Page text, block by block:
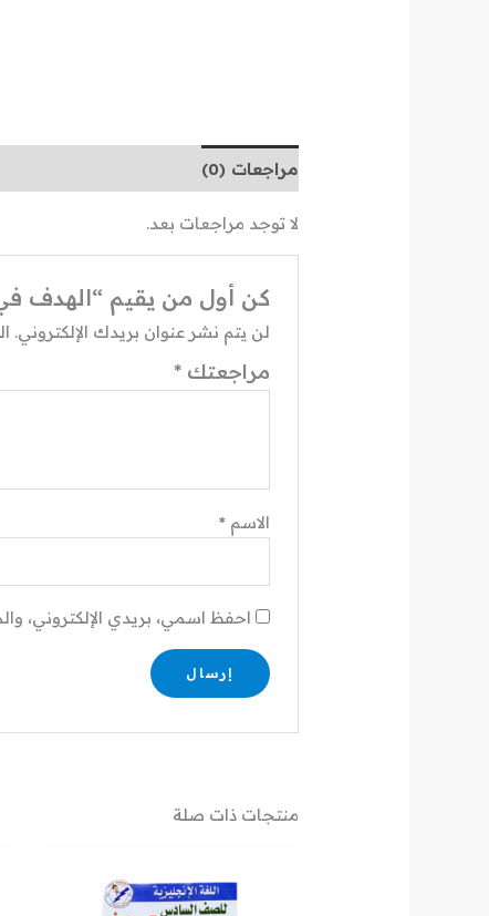
مراجعات (0)
لا توجد مراجعات بعد.
كن أول من يقيم “الهدف
لن يتم نشر عنوان بريدك الإلكتروني.
مراجعتك*
الاسم*
احفظ اسمي، بريدي الإلكتروني،
منتجات ذات صلة